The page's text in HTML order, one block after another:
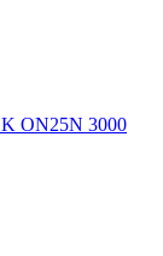
ON25N 3000